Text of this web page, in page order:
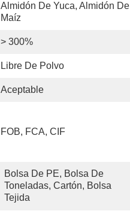
Almidón De Yuca, Almidón De
Maíz
> 300%
Libre De Polvo
Aceptable
FOB, FCA, CIF
Bolsa De PE, Bolsa De
Toneladas, Cartón, Bolsa
Tejida